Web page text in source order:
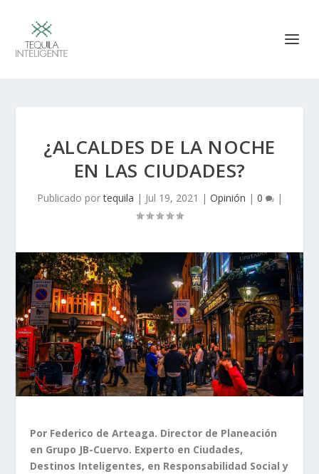
¿ALCALDES DE LA NOCHE
EN LAS CIUDADES?
Publicado portequila | Jul 19, 2021 | Opinión | 0 |
Por Federico de Arteaga. Director de Planeación
en Grupo JB-Cuervo. Experto en Ciudades,
Destinos Inteligentes, en Responsabilidad Social y